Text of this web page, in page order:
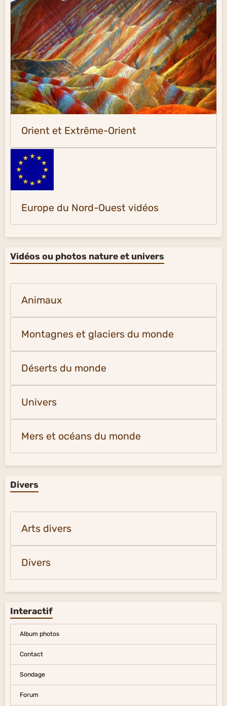
Orient et Extrême-Orient
Europe du Nord-Ouest vidéos
Vidéos ou photos nature et univers
Animaux
Montagnes et glaciers du monde
Déserts du monde
Univers
Mers et océans du monde
Divers
Arts divers
Divers
Interactif
Album photos
Contact
Sondage
Forum